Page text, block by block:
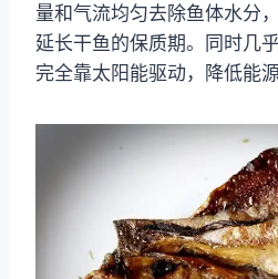
量和气流均匀去除鱼体水分
延长干鱼的保质期。同时
完全靠太阳能驱动，降低能